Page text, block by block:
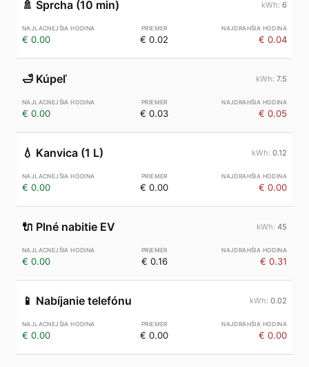
🚿 Sprcha (10 min) 6
€ 0.00 € 0.02 € 0.04
🛁 Kúpeľ 7.5
€ 0.00 € 0.03 € 0.05
💧 Kanvica (1 L) 0.12
€ 0.00 € 0.00 € 0.00
🔌 Plné nabitie EV 45
€ 0.00 € 0.16 € 0.31
📱 Nabíjanie telefónu 0.02
€ 0.00 € 0.00 € 0.00